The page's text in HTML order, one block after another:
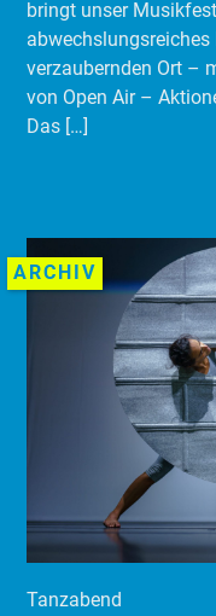
bringt unser
verzaubernden Ort –
von Open Air –
Das […]
ARCHIV
Tanzabend